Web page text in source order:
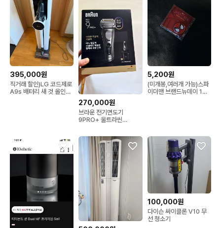
395,000원
직거래 할인)LG 코드제로
A9s 배터리 새 것 올인원
270,000원
브라운 전기면도기
9PRO+ 울트라씬
5,200원
(미개봉,여러개 가능)스파
이더맨 브랜드뉴데이 1주
100,000원
다이슨 싸이클론 V10 무
선 청소기